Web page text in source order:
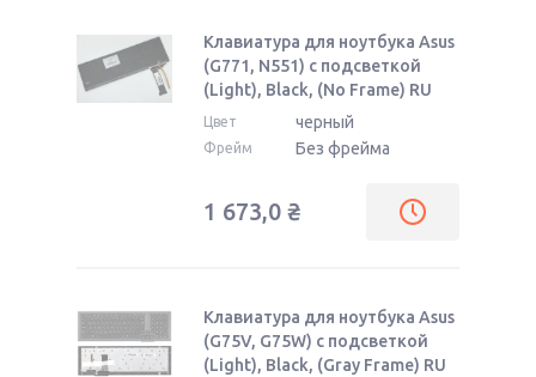
Клавиатура для ноутбука Asus
(G771, N551) с подсветкой
(Light), Black, (No Frame) RU
Цвет черный
Фрейм Без фрейма
1 673,0 ₴
Клавиатура для ноутбука Asus
(G75V, G75W) с подсветкой
(Light), Black, (Gray Frame) RU